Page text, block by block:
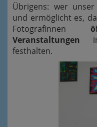
Übrigens: wer
und ermöglicht es,
Fotografinnen
Veranstaltungen in
festhalten.